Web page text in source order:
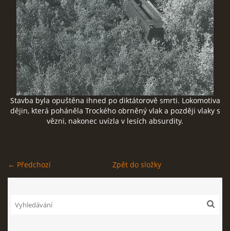
ČERNÁ KNIHA NACIONÁLNÍHO SOCIALISMU
ZLOČINY NACIONÁLNÍHO SOCIALISMU: FAKTA
NÁVŠTĚVNÍ KNIHA
© 2026 eStránky.cz | RSS
Stavba byla opuštěna ihned po diktátorově smrti. Lokomotiva
dějin, která poháněla Trockého obrněný vlak a později vlaky s
vězni, nakonec uvízla v lesích absurdity.
← Předchozí Zpět do složky